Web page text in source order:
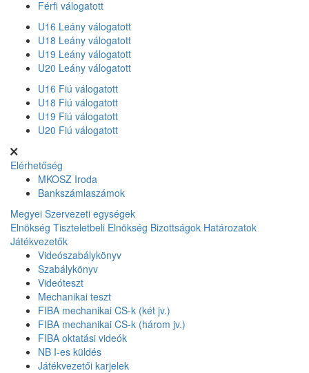
Férfi válogatott
U16 Leány válogatott
U18 Leány válogatott
U19 Leány válogatott
U20 Leány válogatott
U16 Fiú válogatott
U18 Fiú válogatott
U19 Fiú válogatott
U20 Fiú válogatott
Elérhetőség
MKOSZ Iroda
Bankszámlaszámok
Megyei Szervezeti egységek
Elnökség Tiszteletbeli Elnökség Bizottságok Határozatok
Játékvezetők
Videószabálykönyv
Szabálykönyv
Videóteszt
Mechanikai teszt
FIBA mechanikai CS-k (két jv.)
FIBA mechanikai CS-k (három jv.)
FIBA oktatási videók
NB I-es küldés
Játékvezetői karjelek